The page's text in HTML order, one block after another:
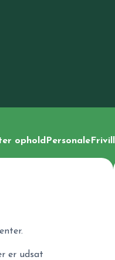
ophold Personale
er udsat